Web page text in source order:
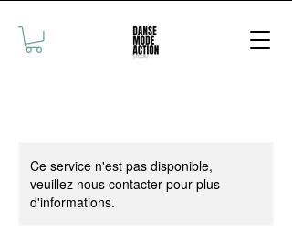
Ce service n'est pas disponible,
veuillez nous contacter pour plus
d'informations.